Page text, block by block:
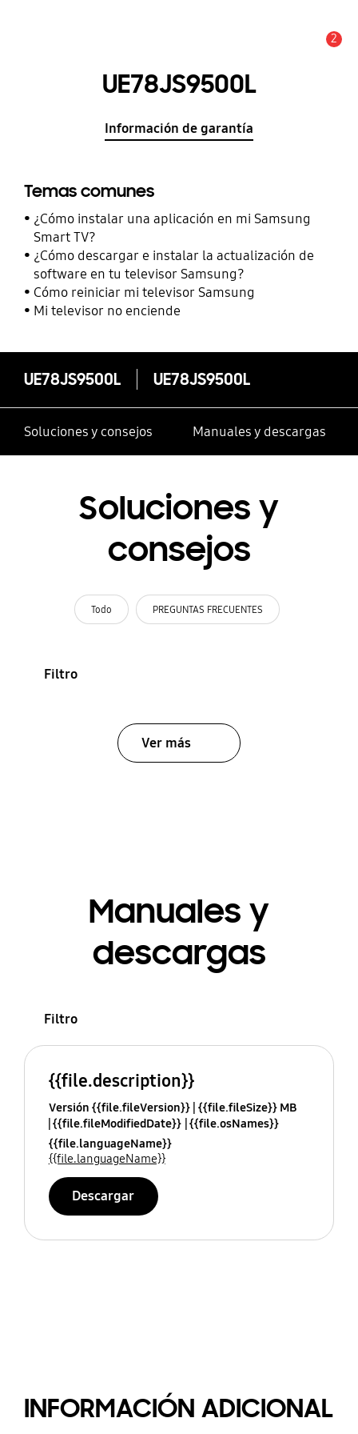
2
UE78JS9500L
Información de garantía
Temas comunes
¿Cómo instalar una aplicación en mi Samsung
Smart TV?
¿Cómo descargar e instalar la actualización de
software en tu televisor Samsung?
Cómo reiniciar mi televisor Samsung
Mi televisor no enciende
UE78JS9500L UE78JS9500L
Soluciones y consejos Manuales y descargas
Soluciones y
consejos
Todo PREGUNTAS FRECUENTES
Filtro
Ver más
Manuales y
descargas
Filtro
{{file.description}}
Versión {{file.fileVersion}} {{file.fileSize}} MB
{{file.fileModifiedDate}} {{file.osNames}}
{{file.languageName}}
{{file.languageName}}
Descargar
INFORMACIÓN ADICIONAL